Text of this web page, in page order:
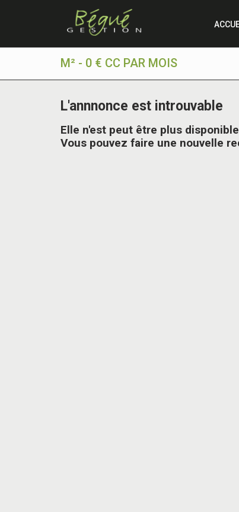
M² - 0 € CC PAR MOIS
L'annnonce est introuvable
Elle n'est peut être plus
Vous pouvez faire une nouvelle